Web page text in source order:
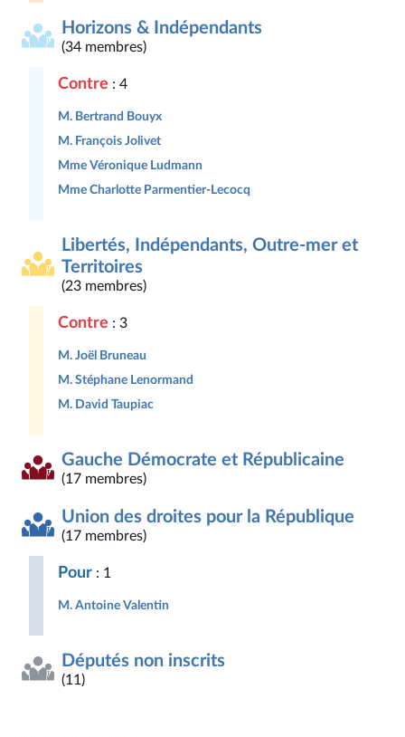
Horizons & Indépendants
(34 membres)
Contre : 4
M. Bertrand Bouyx
M. François Jolivet
Mme Véronique Ludmann
Mme Charlotte Parmentier-Lecocq
Libertés, Indépendants, Outre-mer et
Territoires
(23 membres)
Contre : 3
M. Joël Bruneau
M. Stéphane Lenormand
M. David Taupiac
Gauche Démocrate et Républicaine
(17 membres)
Union des droites pour la République
(17 membres)
Pour : 1
M. Antoine Valentin
Députés non inscrits
(11)